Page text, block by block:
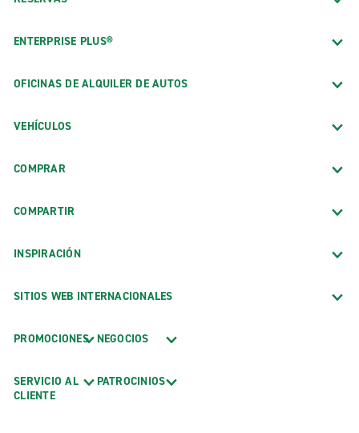
ENTERPRISE PLUS®
OFICINAS DE ALQUILER DE AUTOS
VEHÍCULOS
COMPRAR
COMPARTIR
INSPIRACIÓN
SITIOS WEB INTERNACIONALES
PROMOCIONES
SERVICIO AL
CLIENTE
NEGOCIOS
PATROCINIOS